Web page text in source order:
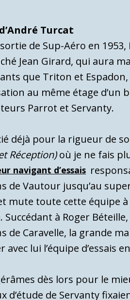
Turcat
de Sup-Aéro en
Jean Girard, qui aura
que Triton et
au même étage d’un
Parrot et Servanty.
déjà pour la rigueur de
Réception)où je ne fais
navigant d’essais
de Vautour jusqu’au
mute toute cette équipe à
Succédant à Roger
de Caravelle, la grande
avec lui l’équipe d’essais
dès lors pour le
d’étude de Servanty